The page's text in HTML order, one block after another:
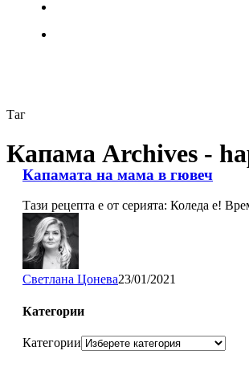
Таг
Капама Archives -
Капамата на мама в гювеч
Тази рецепта е от серията: Коледа е!
Светлана Цонева23/01/2021
Категории
Категории